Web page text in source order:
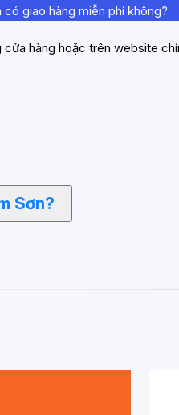
có giao hàng miễn phí không?
hàng hoặc trên website
Sơn?